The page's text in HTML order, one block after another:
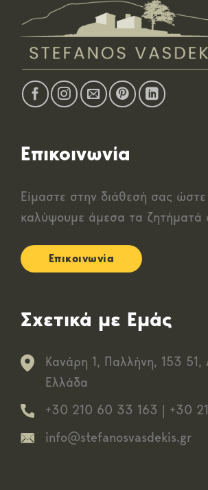
Επικοινωνία
Είμαστε στην διάθεσή σας
καλύψουμε άμεσα τα ζητήματά
Επικοινωνία
Σχετικά με Εμάς
Κανάρη 1, Παλλήνη, 153 51,
Ελλάδα
+30 210 60 33 163 | +30
info@stefanosvasdekis.gr